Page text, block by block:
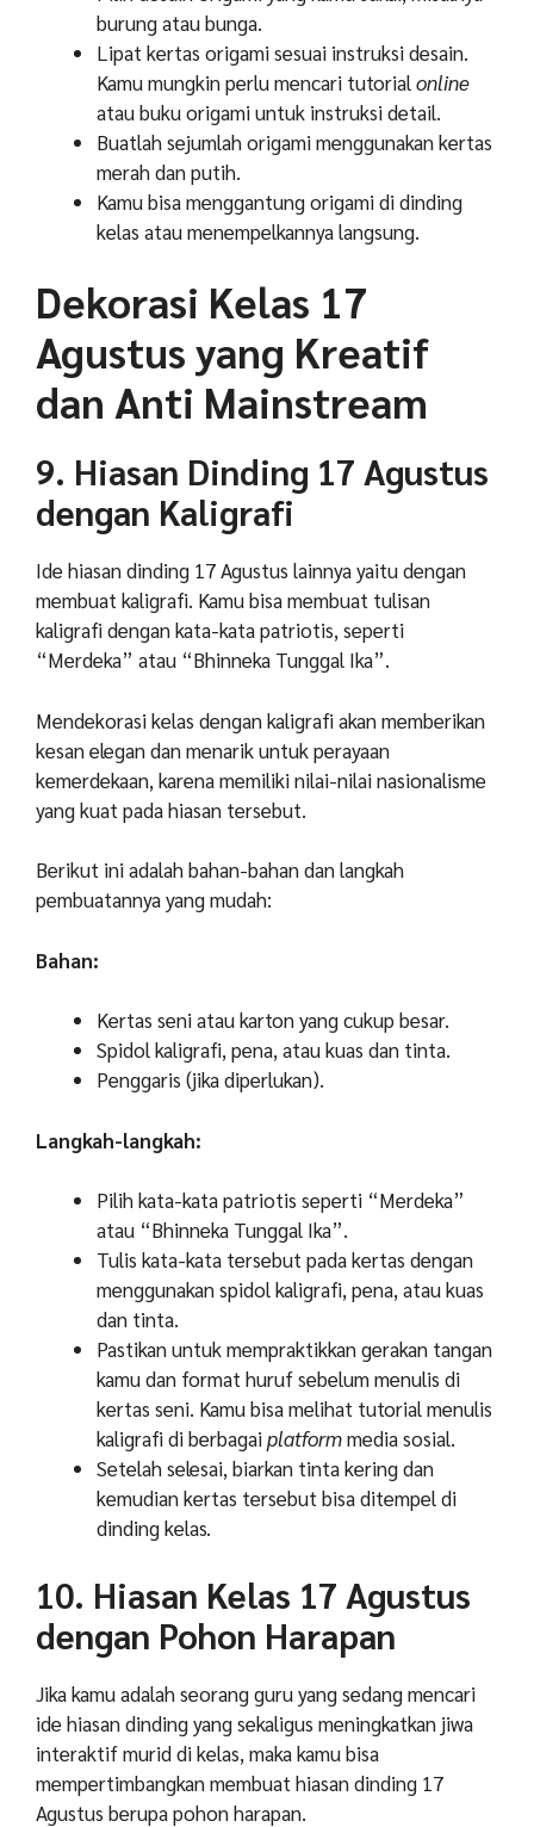
burung atau bunga.
Lipat kertas origami sesuai instruksi desain.
Kamu mungkin perlu mencari tutorialonline
atau buku origami untuk instruksi detail.
Buatlah sejumlah origami menggunakan kertas
merah dan putih.
Kamu bisa menggantung origami di dinding
kelas atau menempelkannya langsung.
Dekorasi Kelas 17
Agustus yang Kreatif
dan Anti Mainstream
9. Hiasan Dinding 17 Agustus
dengan Kaligrafi
Ide hiasan dinding 17 Agustus lainnya yaitu dengan
membuat kaligrafi. Kamu bisa membuat tulisan
kaligrafi dengan kata-kata patriotis, seperti
“Merdeka” atau “Bhinneka Tunggal Ika”.
Mendekorasi kelas dengan kaligrafi akan memberikan
kesan elegan dan menarik untuk perayaan
kemerdekaan, karena memiliki nilai-nilai nasionalisme
yang kuat pada hiasan tersebut.
Berikut ini adalah bahan-bahan dan langkah
pembuatannya yang mudah:
Bahan:
Kertas seni atau karton yang cukup besar.
Spidol kaligrafi, pena, atau kuas dan tinta.
Penggaris (jika diperlukan).
Langkah-langkah:
Pilih kata-kata patriotis seperti “Merdeka”
atau “Bhinneka Tunggal Ika”.
Tulis kata-kata tersebut pada kertas dengan
menggunakan spidol kaligrafi, pena, atau kuas
dan tinta.
Pastikan untuk mempraktikkan gerakan tangan
kamu dan format huruf sebelum menulis di
kertas seni. Kamu bisa melihat tutorial menulis
kaligrafi di berbagaiplatformmedia sosial.
Setelah selesai, biarkan tinta kering dan
kemudian kertas tersebut bisa ditempel di
dinding kelas.
10. Hiasan Kelas 17 Agustus
dengan Pohon Harapan
Jika kamu adalah seorang guru yang sedang mencari
ide hiasan dinding yang sekaligus meningkatkan jiwa
interaktif murid di kelas, maka kamu bisa
mempertimbangkan membuat hiasan dinding 17
Agustus berupa pohon harapan.